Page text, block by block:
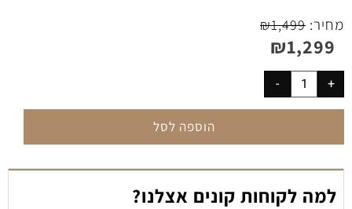
מחיר:
₪1,499
₪1,299
הוספה לסל
למה לקוחות קונים אצלנו?